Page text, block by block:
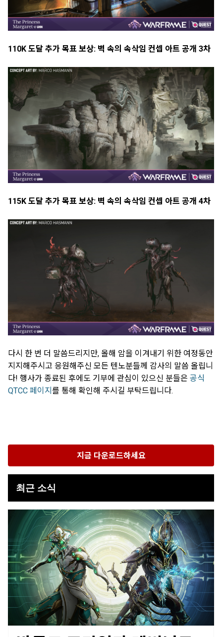
110K 도달 추가 목표 보상: 벽 속의 속삭임 컨셉 아트 공개 3차
115K 도달 추가 목표 보상: 벽 속의 속삭임 컨셉 아트 공개 4차
다시 한 번 더 말씀드리지만, 올해 암을 이겨내기 위한 여정동안
지지해주시고 응원해주신 모든 텐노분들께 감사의 말씀 올립니
다! 행사가 종료된 후에도 기부에 관심이 있으신 분들은 공식
QTCC 페이지 를 통해 확인해 주시길 부탁드립니다.
지금 다운로드하세요
최근 소식